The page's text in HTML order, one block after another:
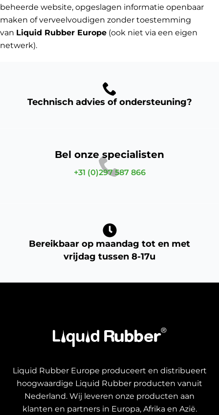
beheerde website, opgeslagen informatie openbaar
maken of verveelvoudigen zonder toestemming
van Liquid Rubber Europe (ook niet via een eigen
netwerk).
Technisch advies of ondersteuning?
Bel onze specialisten
+31 (0)297 587 866
Bereikbaar op maandag tot en met
vrijdag tussen 8-17u
Liquid Rubber Europe produceert en distribueert
hoogwaardige Liquid Rubber producten vanuit
Nederland. Wij leveren onze producten aan
klanten en partners in Europa, Afrika en Azië.